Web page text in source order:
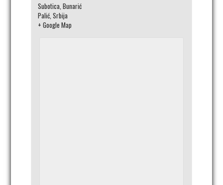
Subotica, Bunarić
Palić, Srbija
+ Google Map